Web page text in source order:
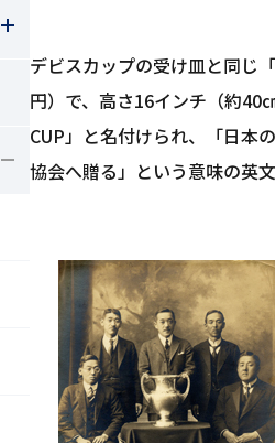
デビスカップの受け皿と同じ
円）で、高さ16インチ（約40
CUP」と名付けられ、「日本
協会へ贈る」という意味の英